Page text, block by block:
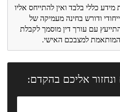
כללי בלבד ואין להתייחס אליו
ודורש בחינה מעמיקה של
עם עורך דין מוסמך לקבלת
למצבכם האישי.
אליכם בהקדם: